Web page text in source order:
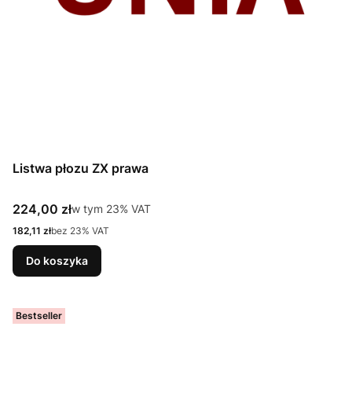
Listwa płozu ZX prawa
Cena brutto
224,00 złw tym %s VAT
w tym 23% VAT
Cena netto
182,11 złbez 23% VAT
Do koszyka
Bestseller